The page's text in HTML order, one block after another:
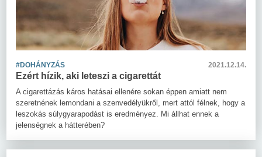
#DOHÁNYZÁS 2021.12.14.
Ezért hízik, aki leteszi a cigarettát
A cigarettázás káros hatásai ellenére sokan éppen amiatt nem
szeretnének lemondani a szenvedélyükről, mert attól félnek, hogy a
leszokás súlygyarapodást is eredményez. Mi állhat ennek a
jelenségnek a hátterében?